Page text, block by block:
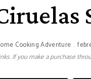
Cooking Adventure
If you make a purchase